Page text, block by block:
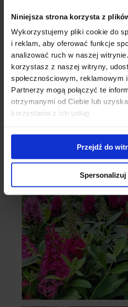
Niniejsza strona korzysta z
Wykorzystujemy pliki cookie do
i reklam, aby oferować funkcje
analizować ruch w naszej
korzystasz z naszej witryny,
społecznościowym, reklamowym
Partnerzy mogą połączyć te
otrzymanymi od Ciebie lub
korzystania z ich usług.
Przejdź do
Spersonalizuj